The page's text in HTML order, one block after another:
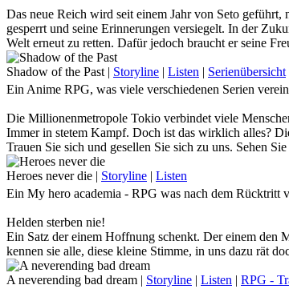
Das neue Reich wird seit einem Jahr von Seto
gesperrt und seine Erinnerungen versiegelt. In der
Welt erneut zu retten. Dafür jedoch braucht er seine
Kommst du nach Ägypten und stellst dich auf seine
Shadow of the Past | Storyline | Listen | Serienübersicht
Ein Anime RPG, was viele verschiedenen Serien
Die Millionenmetropole Tokio verbindet viele
Immer in stetem Kampf. Doch ist das wirklich alles?
Trauen Sie sich und gesellen Sie sich zu uns. Sehen
dunklen Seiten dieser Stadt zu schauen … Denn wenn
Tauche mit uns im Anime-Crossover - RPG in die
Heroes never die | Storyline | Listen
Ein My hero academia - RPG was nach dem Rücktritt
Helden sterben nie!
Ein Satz der einem Hoffnung schenkt. Der einem den
kennen sie alle, diese kleine Stimme, in uns dazu rät
nach vorn zu gehen. Diesem einen Idol nachzueifern,
All Might.
A neverending bad dream | Storyline | Listen | RPG -